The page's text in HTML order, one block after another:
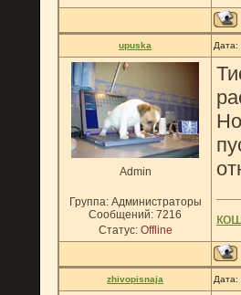
upuska
Admin
Группа: Администраторы
Сообщений: 7216
Статус: Offline
zhivopisnaja